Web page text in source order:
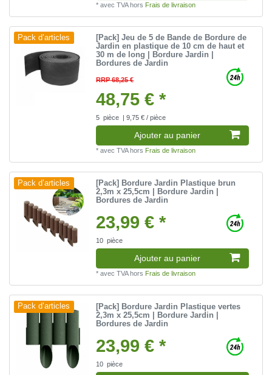
*avec TVAhors Frais de livraison
Pack d’articles
[Pack] Jeu de 5 de Bande de Bordure de
Jardin en plastique de 10 cm de haut et
30 m de long | Bordure Jardin |
Bordures de Jardin
RRP 68,25 €
48,75 € *
5 pièce | 9,75 € / pièce
Ajouter au panier
*avec TVAhors Frais de livraison
Pack d’articles
[Pack] Bordure Jardin Plastique brun
2,3m x 25,5cm | Bordure Jardin |
Bordures de Jardin
23,99 € *
10 pièce
Ajouter au panier
*avec TVAhors Frais de livraison
Pack d’articles
[Pack] Bordure Jardin Plastique vertes
2,3m x 25,5cm | Bordure Jardin |
Bordures de Jardin
23,99 € *
10 pièce